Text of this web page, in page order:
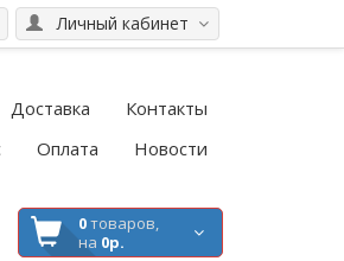
Личный кабинет
Доставка
Контакты
Оплата Новости
0товаров,
на 0р.